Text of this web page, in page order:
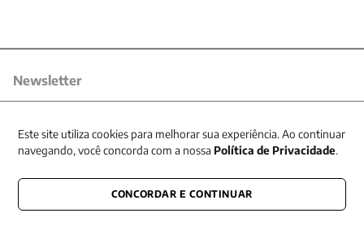
Newsletter
CONECTE-SE CONOSCO
Este site utiliza cookies para melhorar sua experiência. Ao continuar
navegando, você concorda com a nossa Política de Privacidade.
CONCORDAR E CONTINUAR